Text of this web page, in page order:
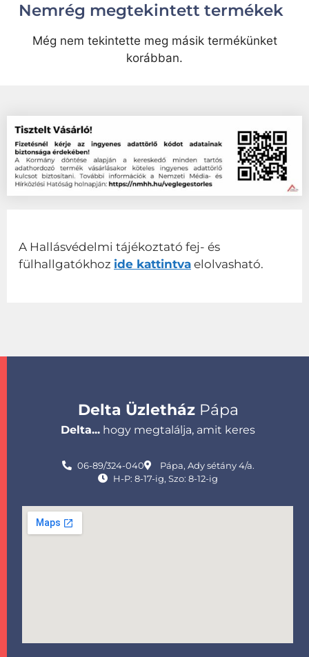
Nemrég megtekintett termékek
Még nem tekintette meg másik termékünket
korábban.
A Hallásvédelmi tájékoztató fej- és
fülhallgatókhoz ide kattintva elolvasható.
Delta ÜzletházPápa
Delta... hogy megtalálja, amit keres
06-89/324-040
Pápa, Ady sétány 4/a.
H-P: 8-17-ig, Szo: 8-12-ig